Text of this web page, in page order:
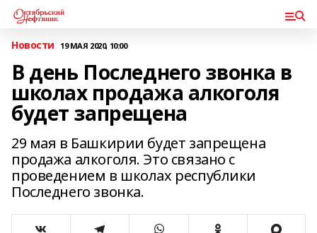
Новости 19 МАЯ 2020, 10:00
В день Последнего звонка в
школах продажа алкоголя
будет запрещена
29 мая в Башкирии будет запрещена
продажа алкоголя. Это связано с
проведением в школах республики
Последнего звонка.